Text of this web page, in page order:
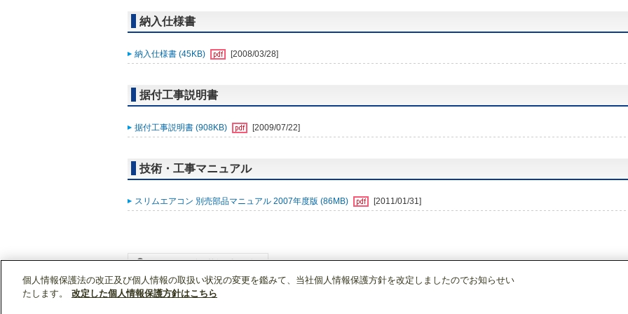
納入仕様書
納入仕様書 (45KB) [2008/03/28]
据付工事説明書
据付工事説明書 (908KB) [2009/07/22]
技術・工事マニュアル
スリムエアコン 別売部品マニュアル 2007年度版 (86MB) [2011/01/31]
WIN2Kトップ 製品情報
個人情報保護法の改正及び個人情報の取扱い状況の変更を鑑みて、当社個人情報保護方針を改定しましたのでお知らせい
たします。
改定した個人情報保護方針はこちら